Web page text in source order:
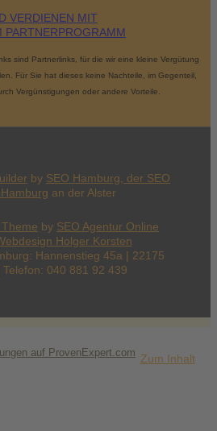
VERDIENEN MIT
PARTNERPROGRAMM
sind Partnerlinks, für die wir eine kleine Vergütung
Für Sie hat dieses keine Nachteile, im Gegenteil,
Vergünstigungen oder andere Vorteile.
by SEO Hamburg, der SEO
an der Alster
by SEO Agentur Online
Holger Korsten
Hannenstieg 45a | 22175
040 881 92 439
auf ProvenExpert.com Zum Inhalt